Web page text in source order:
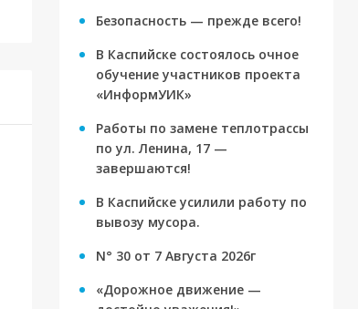
Безопасность — прежде всего!
В Каспийске состоялось очное
обучение участников проекта
«ИнформУИК»
Работы по замене теплотрассы
по ул. Ленина, 17 —
завершаются!
В Каспийске усилили работу по
вывозу мусора.
N° 30 от 7 Августа 2026г
«Дорожное движение —